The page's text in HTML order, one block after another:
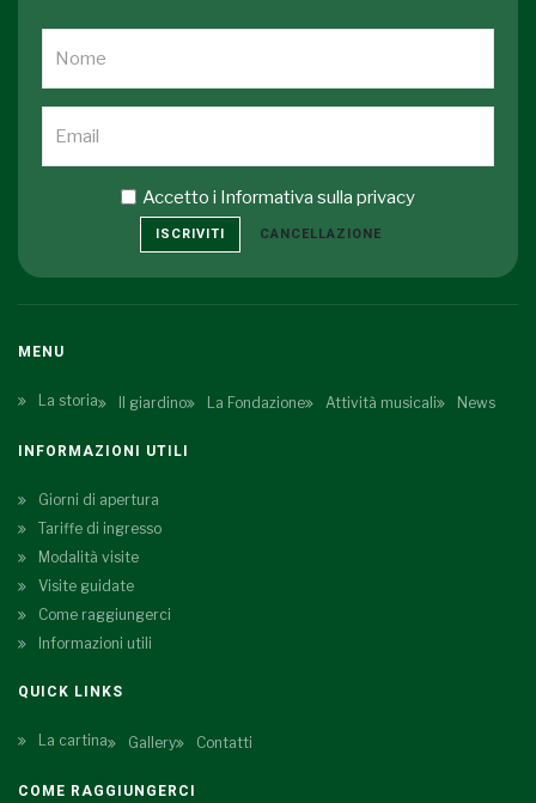
Accetto i Informativa sulla privacy
ISCRIVITI CANCELLAZIONE
MENU
La storia Il giardino La Fondazione Attività musicali News
INFORMAZIONI UTILI
Giorni di apertura
Tariffe di ingresso
Modalità visite
Visite guidate
Come raggiungerci
Informazioni utili
QUICK LINKS
La cartina Gallery Contatti
COME RAGGIUNGERCI